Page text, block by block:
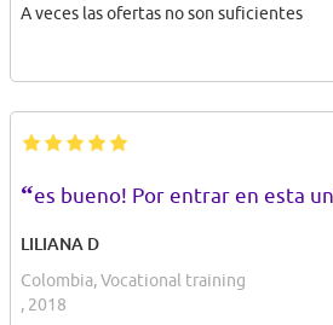
A veces las ofertas no son suficientes
“es bueno! Por entrar en esta
LILIANA D
Colombia, Vocational training
, 2018